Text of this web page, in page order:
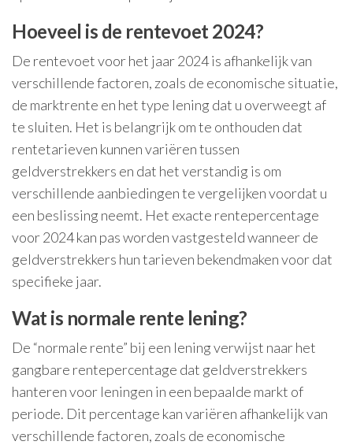
Hoeveel is de rentevoet 2024?
De rentevoet voor het jaar 2024 is afhankelijk van
verschillende factoren, zoals de economische situatie,
de marktrente en het type lening dat u overweegt af
te sluiten. Het is belangrijk om te onthouden dat
rentetarieven kunnen variëren tussen
geldverstrekkers en dat het verstandig is om
verschillende aanbiedingen te vergelijken voordat u
een beslissing neemt. Het exacte rentepercentage
voor 2024 kan pas worden vastgesteld wanneer de
geldverstrekkers hun tarieven bekendmaken voor dat
specifieke jaar.
Wat is normale rente lening?
De “normale rente” bij een lening verwijst naar het
gangbare rentepercentage dat geldverstrekkers
hanteren voor leningen in een bepaalde markt of
periode. Dit percentage kan variëren afhankelijk van
verschillende factoren, zoals de economische